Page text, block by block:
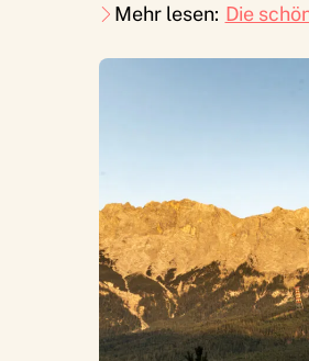
Mehr lesen: Die